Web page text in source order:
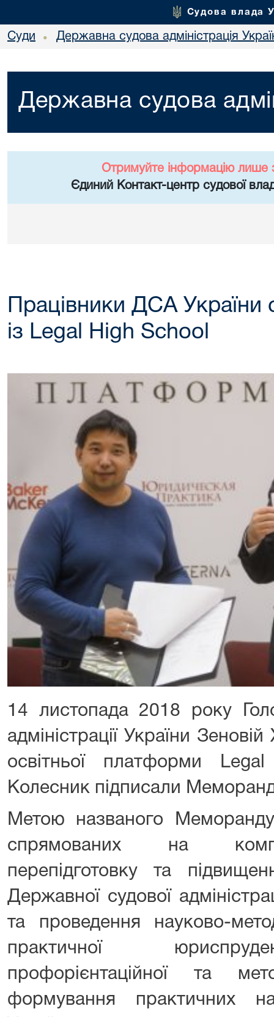
Судова влада
Суди • Державна судова адміністрація
Державна судова
Отримуйте інформацію лише
Єдиний Контакт-центр судової
Працівники ДСА України
із Legal High School
14 листопада 2018 року
адміністрації України
освітньої платформи
Колесник підписали
Метою названого
спрямованих на
перепідготовку та
Державної судової
та проведення науково-
практичної
профорієнтаційної та
формування практичних